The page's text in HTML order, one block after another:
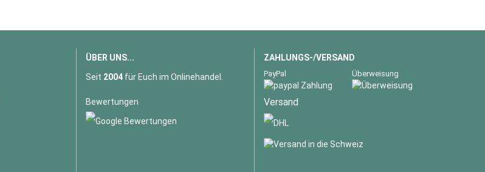
ÜBER UNS...
Seit 2004 für Euch im Onlinehandel.
Bewertungen
ZAHLUNGS-/VERSAND
PayPal Überweisung
Versand